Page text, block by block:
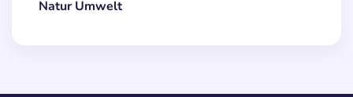
Natur Umwelt